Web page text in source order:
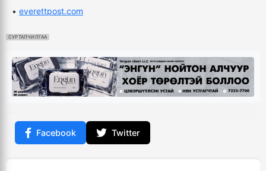
• everettpost.com
СУРТАЛЧИЛГАА
Facebook Twitter